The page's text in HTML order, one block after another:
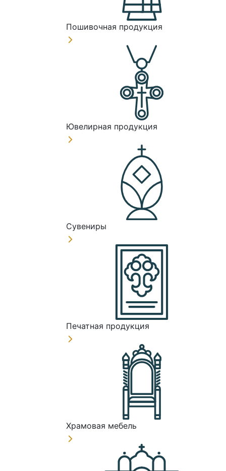
Пошивочная продукция
Ювелирная продукция
Сувениры
Печатная продукция
Храмовая мебель